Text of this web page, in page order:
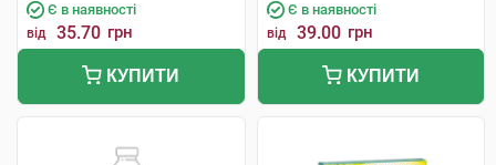
Є в наявності
від 35.70 грн
КУПИТИ
Є в наявності
від 39.00 грн
КУПИТИ